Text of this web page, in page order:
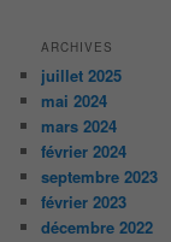
ARCHIVES
juillet 2025
mai 2024
mars 2024
février 2024
septembre 2023
février 2023
décembre 2022